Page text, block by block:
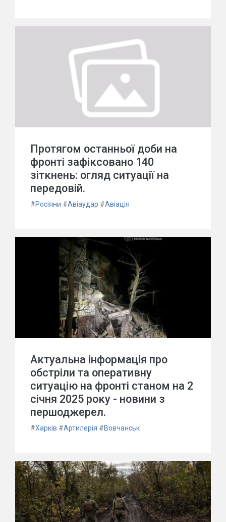
Протягом останньої доби на
фронті зафіксовано 140
зіткнень: огляд ситуації на
передовій.
#Росіяни #Авіаудар #Авіація
Актуальна інформація про
обстріли та оперативну
ситуацію на фронті станом на 2
січня 2025 року - новини з
першоджерел.
#Харків #Артилерія #Вовчанськ